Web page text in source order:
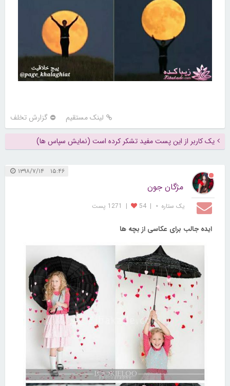
لینک مستقیم گزارش تخلف
یک کاربر از این پست مفید تشکر کرده است (نمایش سپاس ها)
۱۵:۴۶ ۱۳۹۸/۷/۱۴
مژگان جون
یک ستاره ⋆ |
54
| 1271 پست
ایده جالب برای عکاسی از بچه ها